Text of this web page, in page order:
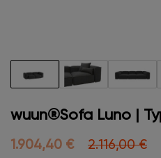
wuun®Sofa Luno |
1.904,40 € 2.116,00 €